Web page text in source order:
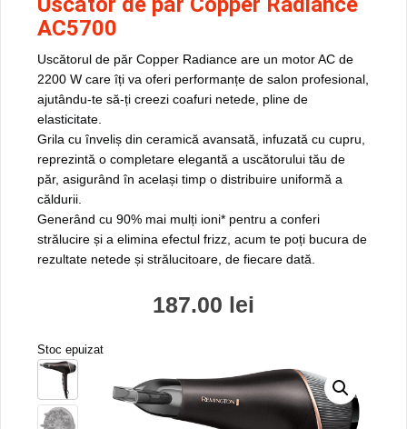
AC5700
Uscătorul de păr Copper Radiance are un motor AC de
2200 W care îți va oferi performanțe de salon profesional,
ajutându-te să-ți creezi coafuri netede, pline de
elasticitate.
Grila cu înveliș din ceramică avansată, infuzată cu cupru,
reprezintă o completare elegantă a uscătorului tău de
păr, asigurând în același timp o distribuire uniformă a
căldurii.
Generând cu 90% mai mulți ioni* pentru a conferi
strălucire și a elimina efectul frizz, acum te poți bucura de
rezultate netede și strălucitoare, de fiecare dată.
187.00 lei
Stoc epuizat